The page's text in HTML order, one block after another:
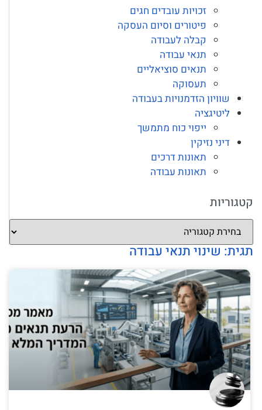
זכויות עובדים חגים
פיטורים וסיום העסקה
קבלה לעבודה
תנאי עבודה
תנאים סוציאליים
תעסוקה
שוויון הזדמנויות בעבודה
ליטיגציה
ייפוי כוח מתמשך
דיני נזיקין
תאונות דרכים
תאונות עבודה
קטגוריות
תגית: שינוי תנאי עבודה